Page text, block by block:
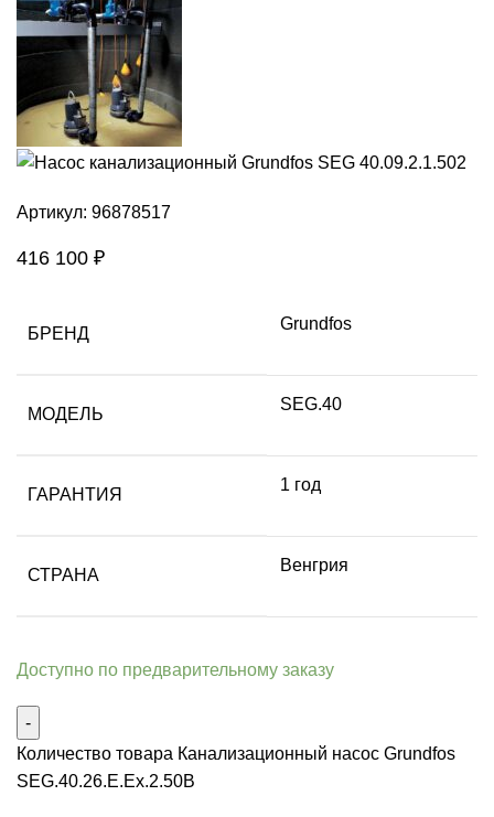
Артикул: 96878517
416 100 ₽
БРЕНД
Grundfos
МОДЕЛЬ
SEG.40
ГАРАНТИЯ
1 год
СТРАНА
Венгрия
Доступно по предварительному заказу
Количество товара Канализационный насос Grundfos
SEG.40.26.E.Ex.2.50B